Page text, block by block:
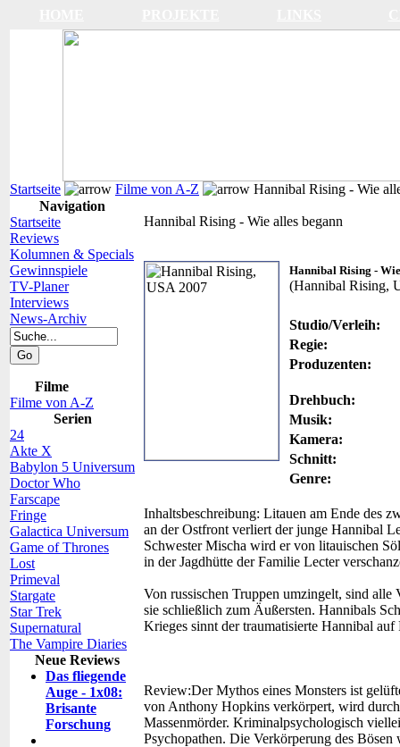
Startseite Filme von A-Z
Hannibal Rising - Wie
Navigation
Startseite
Reviews
Kolumnen & Specials
Gewinnspiele
TV-Planer
Interviews
News-Archiv
Filme
Filme von A-Z
Serien
24
Akte X
Babylon 5 Universum
Doctor Who
Farscape
Fringe
Galactica Universum
Game of Thrones
Lost
Primeval
Stargate
Star Trek
Supernatural
The Vampire Diaries
Neue Reviews
Das fliegende
Auge - 1x08:
Brisante
Forschung
Hannibal Rising - Wie alles begann
Hannibal Rising -
(Hannibal Rising,
Studio/Verleih:
Regie:
Produzenten:
Drehbuch:
Musik:
Kamera:
Schnitt:
Genre:
Inhaltsbeschreibung: Litauen am Ende des
an der Ostfront verliert der junge Hannibal
Schwester Mischa wird er von litauischen
in der Jagdhütte der Familie Lecter
Von russischen Truppen umzingelt, sind
sie schließlich zum Äußersten. Hannibals
Krieges sinnt der traumatisierte Hannibal auf
Review:Der Mythos eines Monsters ist
von Anthony Hopkins verkörpert, wird
Massenmörder. Kriminalpsychologisch
Psychopathen. Die Verkörperung des